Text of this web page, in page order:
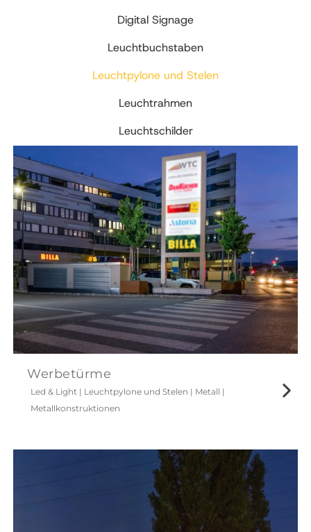
Digital Signage
Leuchtbuchstaben
Leuchtpylone und Stelen
Leuchtrahmen
Leuchtschilder
Werbetürme
Led & Light | Leuchtpylone und Stelen | Metall |
Metallkonstruktionen